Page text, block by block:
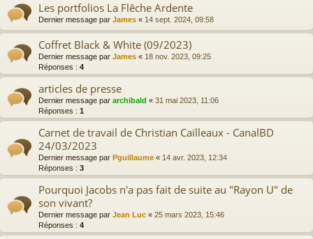
Les portfolios La Flêche Ardente
Dernier message par James « 14 sept. 2024, 09:58
Coffret Black & White (09/2023)
Dernier message par James « 18 nov. 2023, 09:25
Réponses : 4
articles de presse
Dernier message par archibald « 31 mai 2023, 11:06
Réponses : 1
Carnet de travail de Christian Cailleaux - CanalBD
24/03/2023
Dernier message par Pguillaume « 14 avr. 2023, 12:34
Réponses : 3
Pourquoi Jacobs n'a pas fait de suite au "Rayon U" de
son vivant?
Dernier message par Jean Luc « 25 mars 2023, 15:46
Réponses : 4